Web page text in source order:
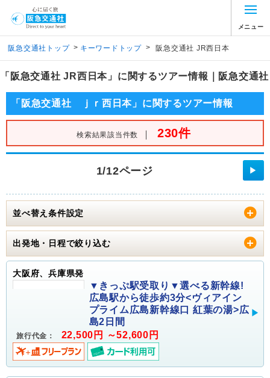
メニュー
阪急交通社トップ > キーワードトップ > 阪急交通社 JR西日本
「阪急交通社 JR西日本」に関するツアー情報｜阪急交通社
「阪急交通社 ｊｒ西日本」に関するツアー情報
検索結果該当件数 ｜ 230件
1/12ページ ▶
並べ替え条件設定
出発地・日程で絞り込む
大阪府、兵庫県発
▼きっぷ駅受取り▼選べる新幹線!
広島駅から徒歩約3分<ヴィアイン
プライム広島新幹線口 紅葉の湯>広
島2日間
旅行代金： 22,500円 ～52,600円